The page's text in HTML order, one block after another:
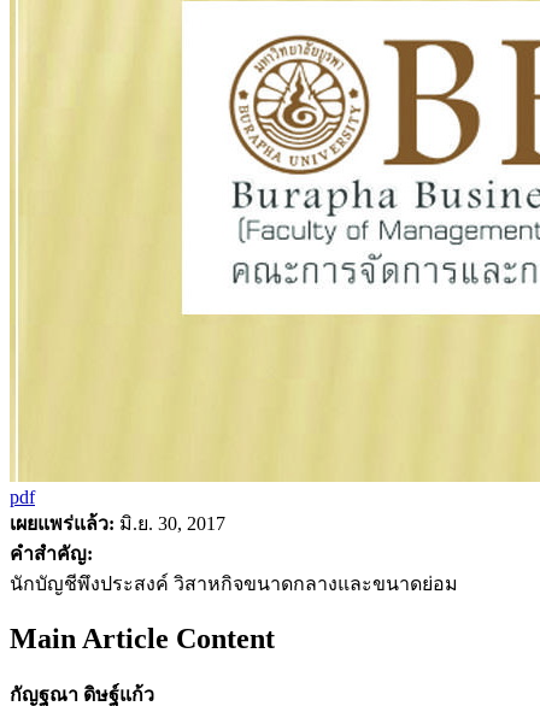
pdf
เผยแพร่แล้ว: มิ.ย. 30, 2017
คำสำคัญ:
นักบัญชีพึงประสงค์ วิสาหกิจขนาดกลางและขนาดย่อม
Main Article Content
กัญฐณา ดิษฐ์แก้ว